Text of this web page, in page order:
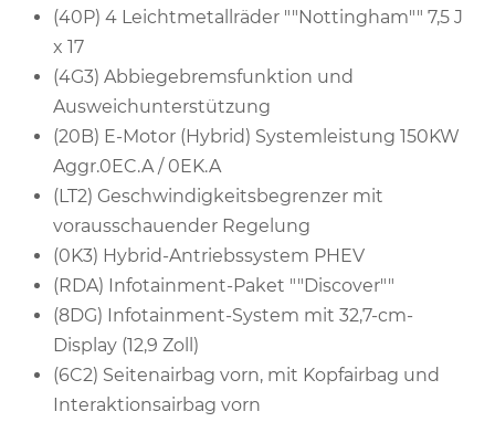
(40P) 4 Leichtmetallräder ""Nottingham"" 7,5 J
x 17
(4G3) Abbiegebremsfunktion und
Ausweichunterstützung
(20B) E-Motor (Hybrid) Systemleistung 150KW
Aggr.0EC.A / 0EK.A
(LT2) Geschwindigkeitsbegrenzer mit
vorausschauender Regelung
(0K3) Hybrid-Antriebssystem PHEV
(RDA) Infotainment-Paket ""Discover""
(8DG) Infotainment-System mit 32,7-cm-
Display (12,9 Zoll)
(6C2) Seitenairbag vorn, mit Kopfairbag und
Interaktionsairbag vorn